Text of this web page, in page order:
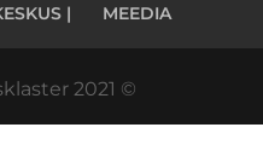
|
MEEDIA
2021 ©